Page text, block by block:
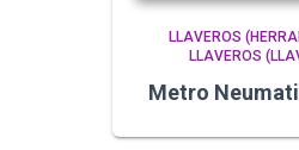
LLAVEROS
LLAVEROS
Metro